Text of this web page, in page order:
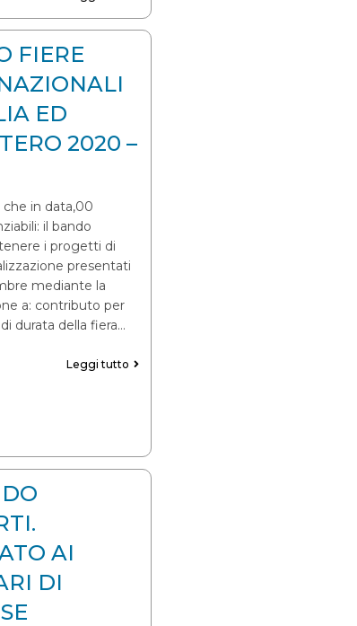
FIERE
ED
2020 –
in data,00
il bando
i progetti di
presentati
mediante la
a: contributo per
durata della fiera…
Leggi tutto
AI
DI